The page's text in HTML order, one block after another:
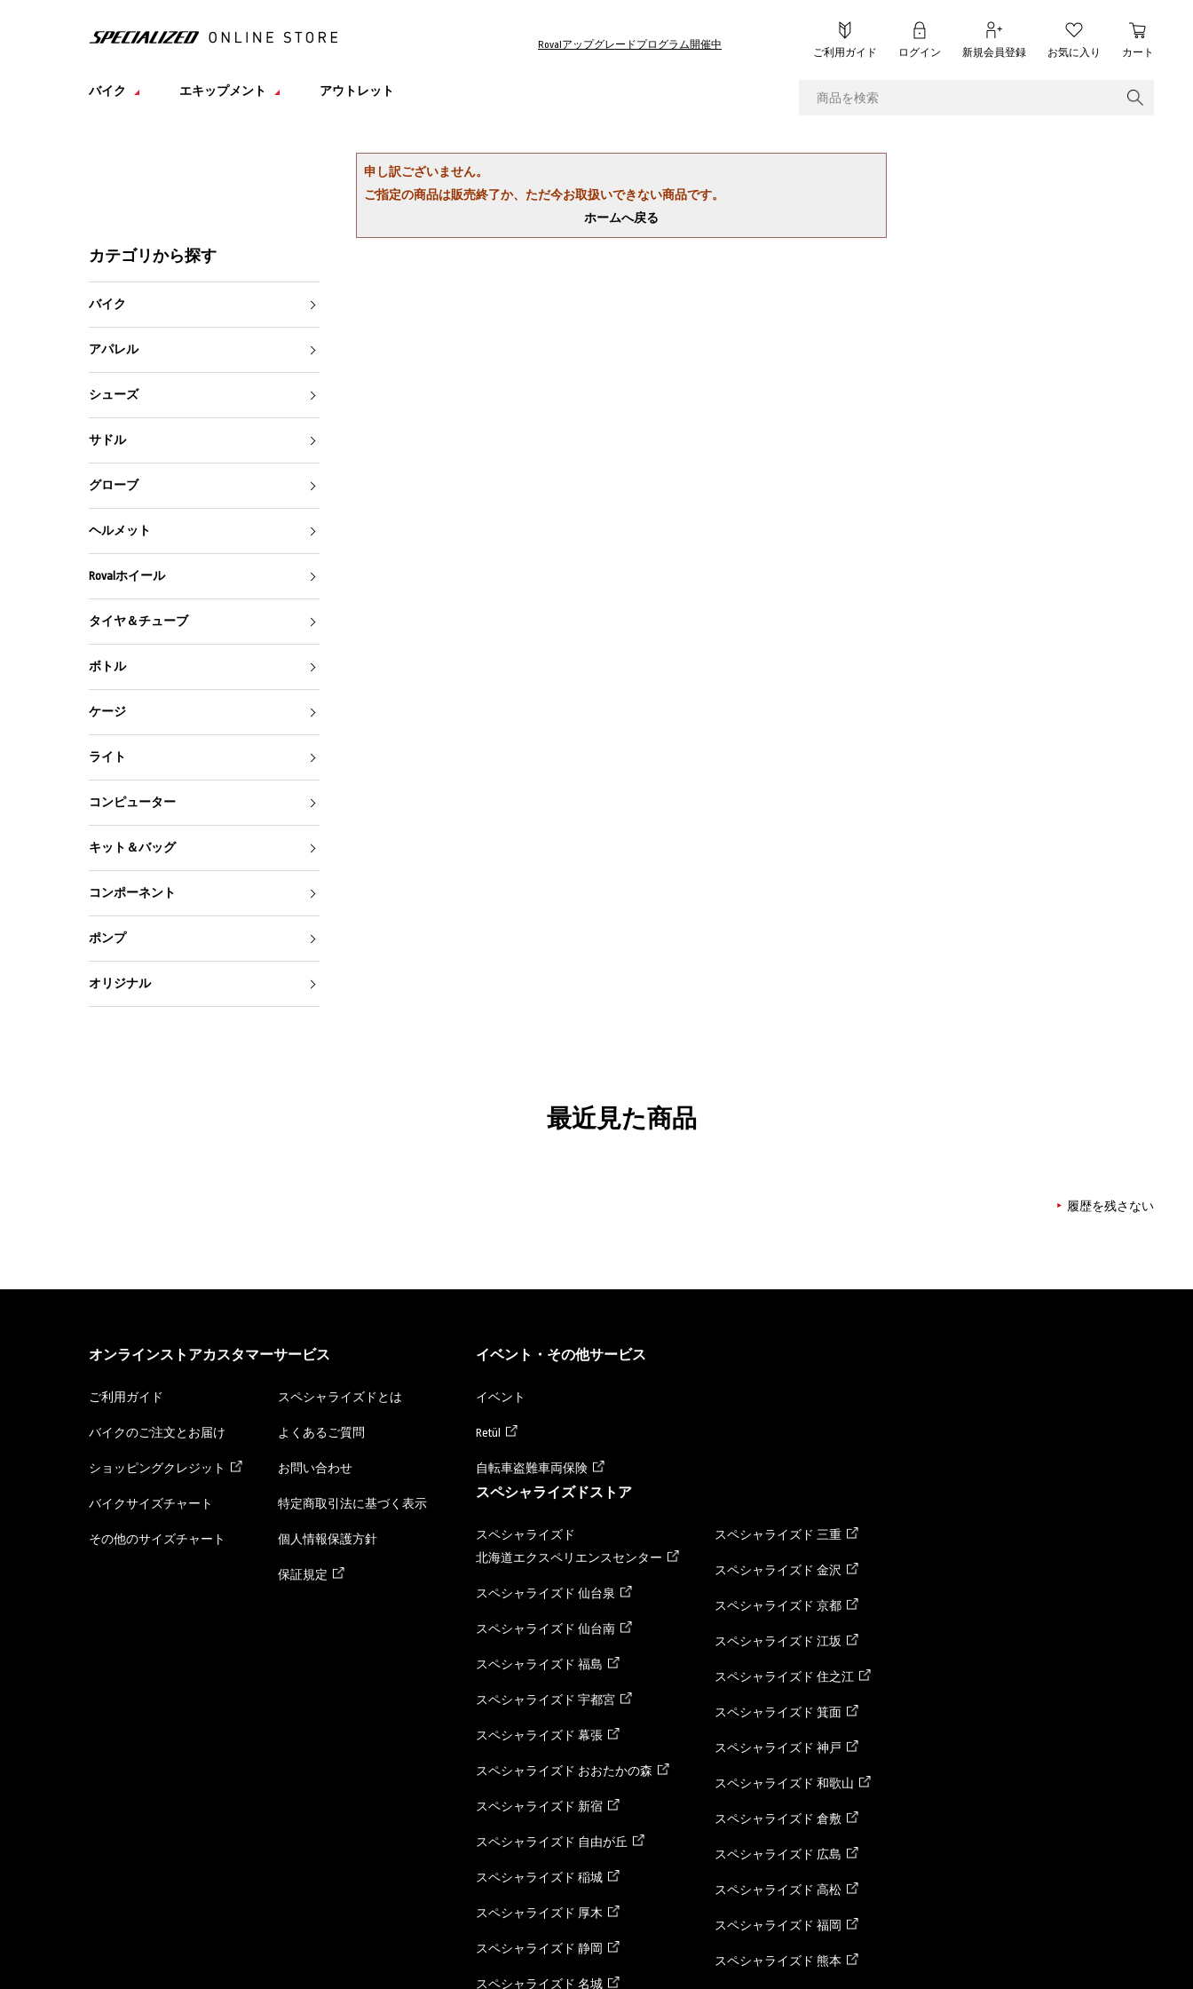
Rovalアップグレードプログラム開催中
ご利用ガイド ログイン 新規会員登録 お気に入り カート
バイク エキップメント アウトレット
申し訳ございません。
ご指定の商品は販売終了か、ただ今お取扱いできない商品です。
ホームへ戻る
カテゴリから探す
バイク
アパレル
シューズ
サドル
グローブ
ヘルメット
Rovalホイール
タイヤ＆チューブ
ボトル
ケージ
ライト
コンピューター
キット＆バッグ
コンポーネント
ポンプ
オリジナル
最近見た商品
履歴を残さない
オンラインストアカスタマーサービス
ご利用ガイド
バイクのご注文とお届け
ショッピングクレジット
バイクサイズチャート
その他のサイズチャート
スペシャライズドとは
よくあるご質問
お問い合わせ
特定商取引法に基づく表示
個人情報保護方針
保証規定
イベント・その他サービス
イベント
Retül
自転車盗難車両保険
スペシャライズドストア
スペシャライズド
北海道エクスペリエンスセンター
スペシャライズド 仙台泉
スペシャライズド 仙台南
スペシャライズド 福島
スペシャライズド 宇都宮
スペシャライズド 幕張
スペシャライズド おおたかの森
スペシャライズド 新宿
スペシャライズド 自由が丘
スペシャライズド 稲城
スペシャライズド 厚木
スペシャライズド 静岡
スペシャライズド 名城
スペシャライズド 三重
スペシャライズド 金沢
スペシャライズド 京都
スペシャライズド 江坂
スペシャライズド 住之江
スペシャライズド 箕面
スペシャライズド 神戸
スペシャライズド 和歌山
スペシャライズド 倉敷
スペシャライズド 広島
スペシャライズド 高松
スペシャライズド 福岡
スペシャライズド 熊本